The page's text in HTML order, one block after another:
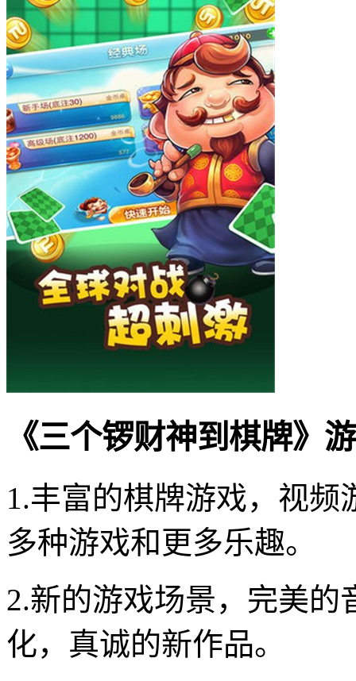
《三个锣财神到棋牌》
1.丰富的棋牌游戏，视频
多种游戏和更多乐趣。
2.新的游戏场景，完美
化，真诚的新作品。